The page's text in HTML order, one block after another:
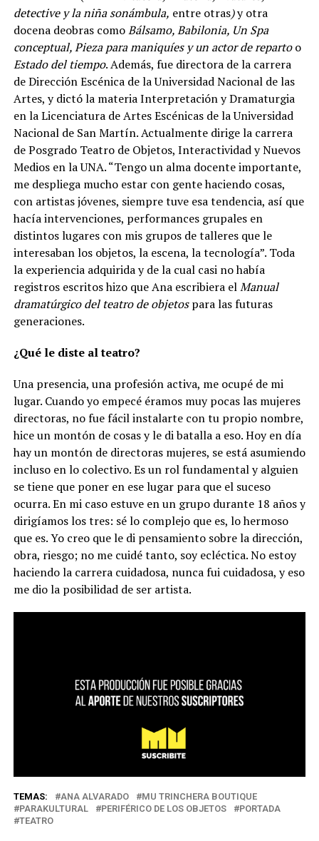
detective y la niña sonámbula, entre otras)y otra
docena deobras comoBálsamo, Babilonia, Un Spa
conceptual, Pieza para maniquíes y un actor de repartoo
Estado del tiempo. Además, fue directora de la carrera
de Dirección Escénica de la Universidad Nacional de las
Artes, y dictó la materia Interpretación y Dramaturgia
en la Licenciatura de Artes Escénicas de la Universidad
Nacional de San Martín. Actualmente dirige la carrera
de Posgrado Teatro de Objetos, Interactividad y Nuevos
Medios en la UNA. “Tengo un alma docente importante,
me despliega mucho estar con gente haciendo cosas,
con artistas jóvenes, siempre tuve esa tendencia, así que
hacía intervenciones, performances grupales en
distintos lugares con mis grupos de talleres que le
interesaban los objetos, la escena, la tecnología”. Toda
la experiencia adquirida y de la cual casi no había
registros escritos hizo que Ana escribiera elManual
dramatúrgico del teatro de objetospara las futuras
generaciones.
¿Qué le diste al teatro?
Una presencia, una profesión activa, me ocupé de mi
lugar. Cuando yo empecé éramos muy pocas las mujeres
directoras, no fue fácil instalarte con tu propio nombre,
hice un montón de cosas y le di batalla a eso. Hoy en día
hay un montón de directoras mujeres, se está asumiendo
incluso en lo colectivo. Es un rol fundamental y alguien
se tiene que poner en ese lugar para que el suceso
ocurra. En mi caso estuve en un grupo durante 18 años y
dirigíamos los tres: sé lo complejo que es, lo hermoso
que es. Yo creo que le di pensamiento sobre la dirección,
obra, riesgo; no me cuidé tanto, soy ecléctica. No estoy
haciendo la carrera cuidadosa, nunca fui cuidadosa, y eso
me dio la posibilidad de ser artista.
TEMAS: ANA ALVARADO
MU TRINCHERA BOUTIQUE
PARAKULTURAL
PERIFÉRICO DE LOS OBJETOS
PORTADA
TEATRO